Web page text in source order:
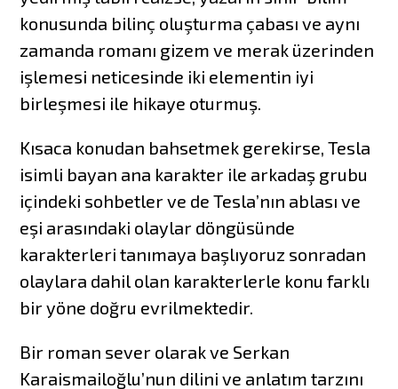
konusunda bilinç oluşturma çabası ve aynı
zamanda romanı gizem ve merak üzerinden
işlemesi neticesinde iki elementin iyi
birleşmesi ile hikaye oturmuş.
Kısaca konudan bahsetmek gerekirse, Tesla
isimli bayan ana karakter ile arkadaş grubu
içindeki sohbetler ve de Tesla’nın ablası ve
eşi arasındaki olaylar döngüsünde
karakterleri tanımaya başlıyoruz sonradan
olaylara dahil olan karakterlerle konu farklı
bir yöne doğru evrilmektedir.
Bir roman sever olarak ve Serkan
Karaismailoğlu’nun dilini ve anlatım tarzını